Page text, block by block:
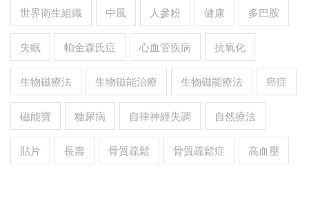
世界衛生組織 中風 人參粉 健康 多巴胺
失眠 帕金森氏症 心血管疾病 抗氧化
生物磁療法 生物磁能治療 生物磁能療法 癌症
磁能寶 糖尿病 自律神經失調 自然療法
貼片 長壽 骨質疏鬆 骨質疏鬆症 高血壓